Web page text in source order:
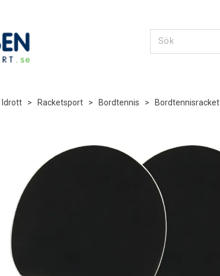
Idrott > Racketsport > Bordtennis > Bordtennisracket